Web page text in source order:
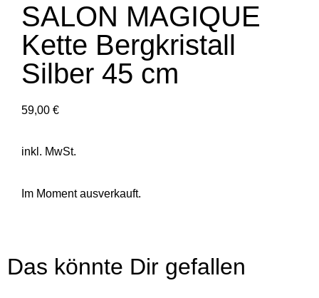
SALON MAGIQUE
Kette Bergkristall
Silber 45 cm
59,00 €
inkl. MwSt.
Im Moment ausverkauft.
Das könnte Dir gefallen